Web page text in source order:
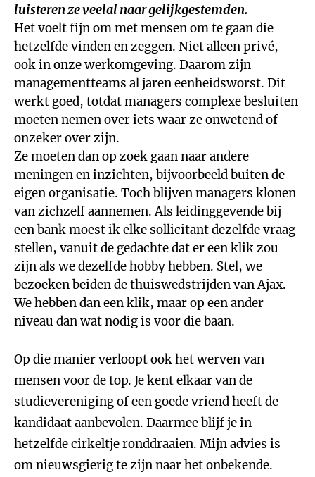
luisteren ze veelal naar gelijkgestemden.
Het voelt fijn om met mensen om te gaan die
hetzelfde vinden en zeggen. Niet alleen privé,
ook in onze werkomgeving. Daarom zijn
managementteams al jaren eenheidsworst. Dit
werkt goed, totdat managers complexe besluiten
moeten nemen over iets waar ze onwetend of
onzeker over zijn.
Ze moeten dan op zoek gaan naar andere
meningen en inzichten, bijvoorbeeld buiten de
eigen organisatie. Toch blijven managers klonen
van zichzelf aannemen. Als leidinggevende bij
een bank moest ik elke sollicitant dezelfde vraag
stellen, vanuit de gedachte dat er een klik zou
zijn als we dezelfde hobby hebben. Stel, we
bezoeken beiden de thuiswedstrijden van Ajax.
We hebben dan een klik, maar op een ander
niveau dan wat nodig is voor die baan.
Op die manier verloopt ook het werven van
mensen voor de top. Je kent elkaar van de
studievereniging of een goede vriend heeft de
kandidaat aanbevolen. Daarmee blijf je in
hetzelfde cirkeltje ronddraaien. Mijn advies is
om nieuwsgierig te zijn naar het onbekende.